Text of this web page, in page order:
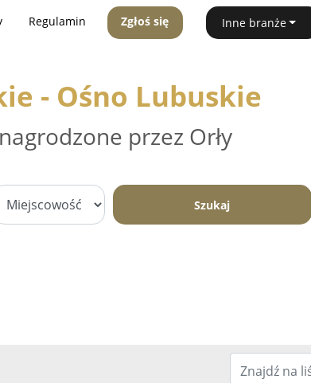
Regulamin Zgłoś się Inne branże
- Ośno Lubuskie
przez Orły
Szukaj